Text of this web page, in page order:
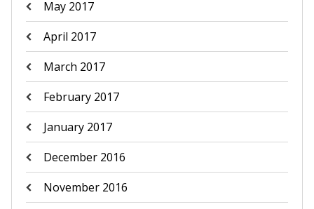
May 2017
April 2017
March 2017
February 2017
January 2017
December 2016
November 2016